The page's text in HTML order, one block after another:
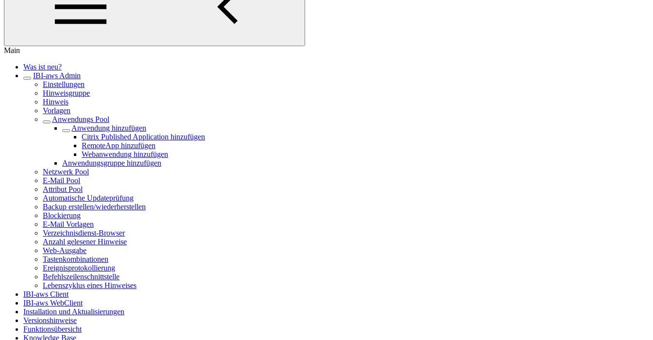
Main
Was ist neu?
IBI-aws Admin
Einstellungen
Hinweisgruppe
Hinweis
Vorlagen
Anwendungs Pool
Anwendung hinzufügen
Citrix Published Application hinzufügen
RemoteApp hinzufügen
Webanwendung hinzufügen
Anwendungsgruppe hinzufügen
Netzwerk Pool
E-Mail Pool
Attribut Pool
Automatische Updateprüfung
Backup erstellen/wiederherstellen
Blockierung
E-Mail Vorlagen
Verzeichnisdienst-Browser
Anzahl gelesener Hinweise
Web-Ausgabe
Tastenkombinationen
Ereignisprotokollierung
Befehlszeilenschnittstelle
Lebenszyklus eines Hinweises
IBI-aws Client
IBI-aws WebClient
Installation und Aktualisierungen
Versionshinweise
Funktionsübersicht
Knowledge Base